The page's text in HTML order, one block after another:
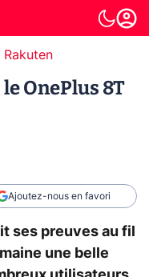
Rakuten
OnePlus 8T
Ajoutez-nous en favori
ses preuves au fil
une belle